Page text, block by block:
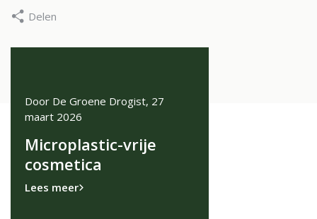
Delen
Door De Groene Drogist, 27
maart 2026
Microplastic-vrije
cosmetica
Lees meer